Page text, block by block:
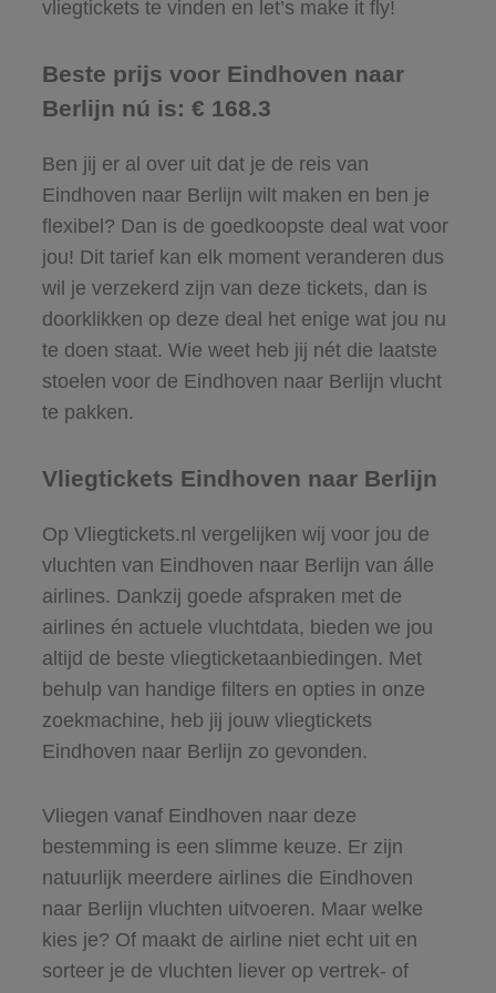
vliegtickets te vinden en let’s make it fly!
Beste prijs voor Eindhoven naar
Berlijn nú is: € 168.3
Ben jij er al over uit dat je de reis van
Eindhoven naar Berlijn wilt maken en ben je
flexibel? Dan is de goedkoopste deal wat voor
jou! Dit tarief kan elk moment veranderen dus
wil je verzekerd zijn van deze tickets, dan is
doorklikken op deze deal het enige wat jou nu
te doen staat. Wie weet heb jij nét die laatste
stoelen voor de Eindhoven naar Berlijn vlucht
te pakken.
Vliegtickets Eindhoven naar Berlijn
Op Vliegtickets.nl vergelijken wij voor jou de
vluchten van Eindhoven naar Berlijn van álle
airlines. Dankzij goede afspraken met de
airlines én actuele vluchtdata, bieden we jou
altijd de beste vliegticketaanbiedingen. Met
behulp van handige filters en opties in onze
zoekmachine, heb jij jouw vliegtickets
Eindhoven naar Berlijn zo gevonden.
Vliegen vanaf Eindhoven naar deze
bestemming is een slimme keuze. Er zijn
natuurlijk meerdere airlines die Eindhoven
naar Berlijn vluchten uitvoeren. Maar welke
kies je? Of maakt de airline niet echt uit en
sorteer je de vluchten liever op vertrek- of